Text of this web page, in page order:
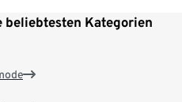
beliebtesten Kategorien